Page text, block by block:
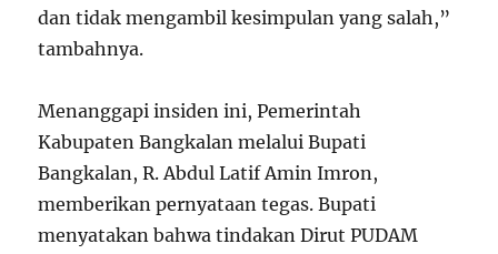
dan tidak mengambil kesimpulan yang salah,”
tambahnya.
Menanggapi insiden ini, Pemerintah
Kabupaten Bangkalan melalui Bupati
Bangkalan, R. Abdul Latif Amin Imron,
memberikan pernyataan tegas. Bupati
menyatakan bahwa tindakan Dirut PUDAM